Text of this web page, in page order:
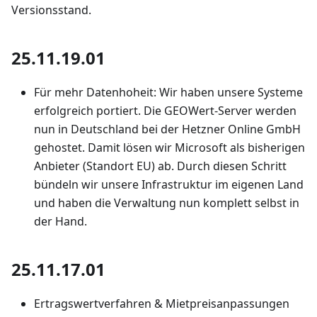
Versionsstand.
25.11.19.01
Für mehr Datenhoheit: Wir haben unsere Systeme
erfolgreich portiert. Die GEOWert-Server werden
nun in Deutschland bei der Hetzner Online GmbH
gehostet. Damit lösen wir Microsoft als bisherigen
Anbieter (Standort EU) ab. Durch diesen Schritt
bündeln wir unsere Infrastruktur im eigenen Land
und haben die Verwaltung nun komplett selbst in
der Hand.
25.11.17.01
Ertragswertverfahren & Mietpreisanpassungen